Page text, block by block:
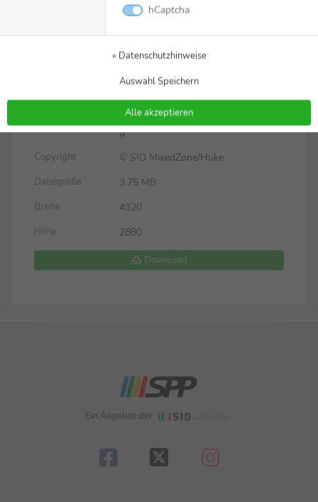
Foto von der SID
MixedZone
julianhukephotography_a1_05175.jp
g
Copyright © SID MixedZone/Huke
Dateigröße 3.75 MB
Breite 4320
Höhe 2880
Download
Ein Angebot der
hCaptcha
» Datenschutzhinweise
Auswahl Speichern
Alle akzeptieren